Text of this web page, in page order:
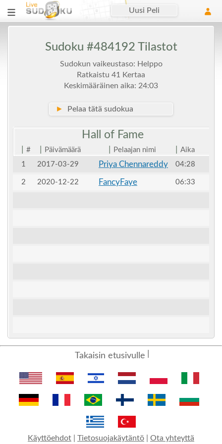
Uusi Peli
Sudoku #484192 Tilastot
Sudokun vaikeustaso: Helppo
Ratkaistu 41 Kertaa
Keskimääräinen aika: 24:03
► Pelaa tätä sudokua
Hall of Fame
# Päivämäärä Pelaajan nimi
Aika
1
2017-03-29 Priya Chennareddy 04:28
2 2020-12-22 FancyFaye 06:33
Takaisin etusivulle
Käyttöehdot Tietosuojakäytäntö Ota yhteyttä